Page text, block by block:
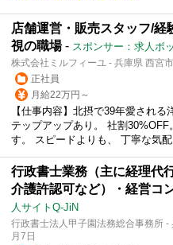
店舗運営・販売スタッフ/経
視の職場- スポンサー：求人ボ
株式会社ミルフィーユ - 兵庫県 西宮
正社員
月給22万円～
【仕事内容】北摂で39年愛され
テップアップあり。 社割
す。 スピードよりも、 丁寧な気
行政書士業務（主に経理代
介護許認可など）・経営コ
人サイトQ-JiN
行政書士法人甲子園法務総合事務所
月7日